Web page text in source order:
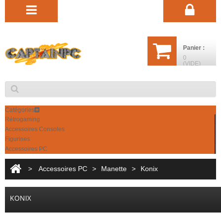
Panier :
0
(VIDE)
Catégories
Rétrogaming
Accessoires Consoles
Figurines
Accessoires PC
> Accessoires PC > Manette > Konix
KONIX